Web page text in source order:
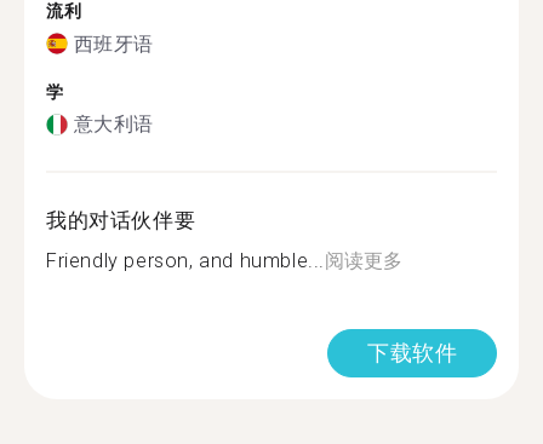
流利
西班牙语
学
意大利语
我的对话伙伴要
Friendly person, and humble...阅读更多
下载软件